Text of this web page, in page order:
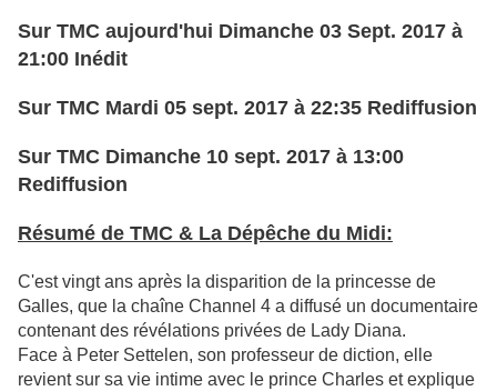
Sur TMC aujourd'hui Dimanche 03 Sept. 2017 à
21:00 Inédit
Sur TMC Mardi 05 sept. 2017 à 22:35 Rediffusion
Sur TMC Dimanche 10 sept. 2017 à 13:00
Rediffusion
Résumé de TMC & La Dépêche du Midi:
C'est vingt ans après la disparition de la princesse de
Galles, que la chaîne Channel 4 a diffusé un documentaire
contenant des révélations privées de Lady Diana.
Face à Peter Settelen, son professeur de diction, elle
revient sur sa vie intime avec le prince Charles et explique